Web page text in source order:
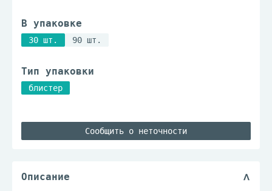
В упаковке
30 шт. 90 шт.
Тип упаковки
блистер
Сообщить о неточности
Описание